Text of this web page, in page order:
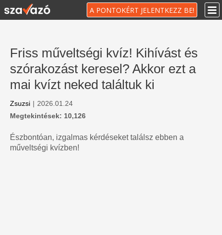
A PONTOKÉRT JELENTKEZZ BE!
Friss műveltségi kvíz! Kihívást és
szórakozást keresel? Akkor ezt a
mai kvízt neked találtuk ki
Zsuzsi | 2026.01.24
Megtekintések: 10,126
Észbontóan, izgalmas kérdéseket találsz ebben a
műveltségi kvízben!